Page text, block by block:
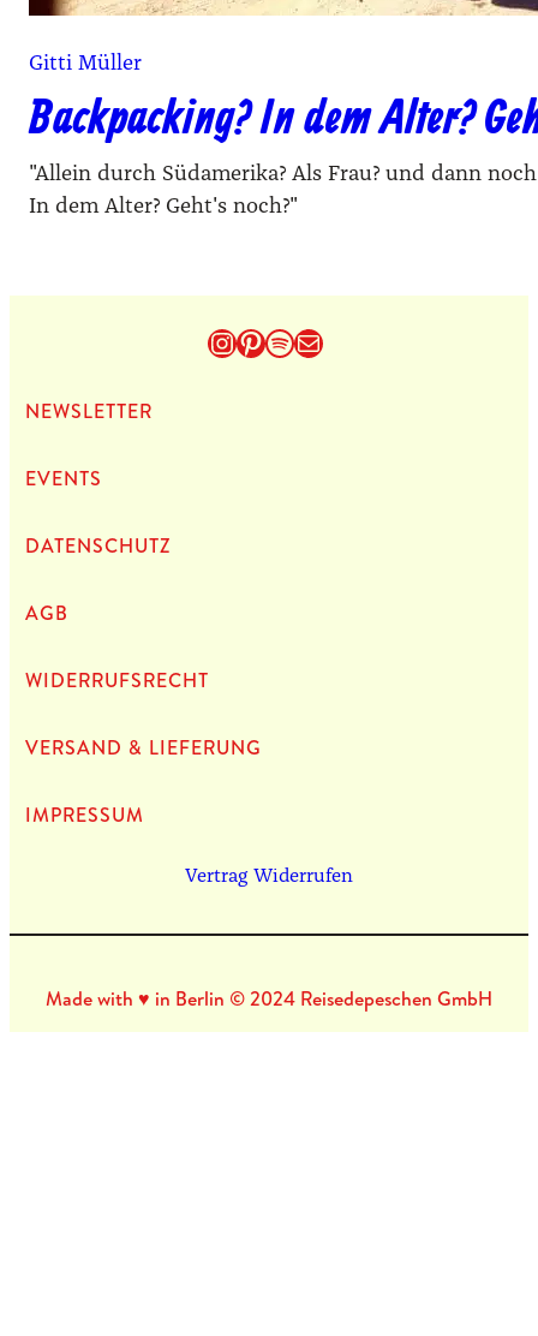
Gitti Müller
Backpacking? In dem Alter?
"Allein durch Südamerika? Als Frau? und dann
In dem Alter? Geht's noch?"
Instagram
Pinterest
Spotify
E-Mail
NEWS­LET­TER
EVENTS
DATEN­SCHUTZ
AGB
WIDERRUFSRECHT
VERSAND & LIEFERUNG
IMPRES­SUM
Vertrag Widerrufen
Made with ♥ in Berlin © 2024 Reisedepeschen GmbH